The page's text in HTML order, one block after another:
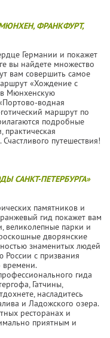
ФРАНКФУРТ,
Германии и покажет
вы найдете множество
вам совершить самое
«Хождение с
в Мюнхенскую
водная
маршрут по
подробные
практическая
путешествия!
САНКТ-ПЕТЕРБУРГА»
памятников и
гид покажет вам
великолепные парки и
дворянские
знаменитых людей
России с призвания
времени.
гида
Гатчины,
насладитесь
и Ладожского озера.
ресторанах и
приятным и